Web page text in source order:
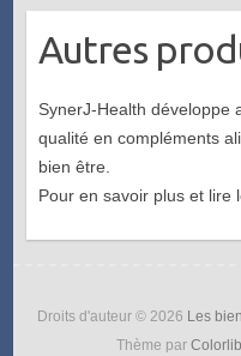
Autres
SynerJ-Health développe
qualité en compléments
bien être.
Pour en savoir plus et lire
Droits d'auteur © 2026 Les
Thème par Colorlib